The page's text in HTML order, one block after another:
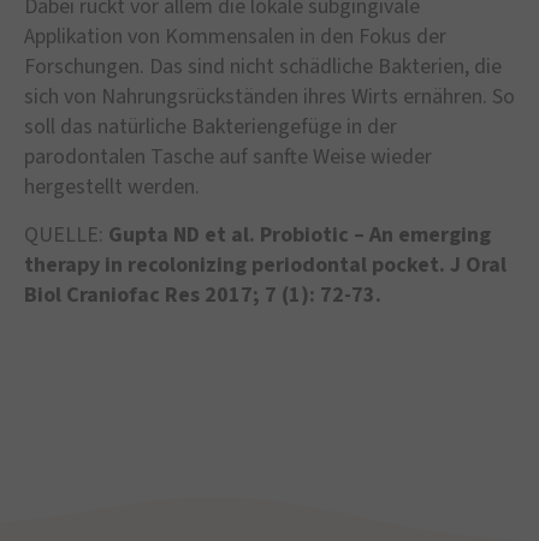
Dabei rückt vor allem die lokale subgingivale
Applikation von Kommensalen in den Fokus der
Forschungen. Das sind nicht schädliche Bakterien, die
sich von Nahrungsrückständen ihres Wirts ernähren. So
soll das natürliche Bakteriengefüge in der
parodontalen Tasche auf sanfte Weise wieder
hergestellt werden.
QUELLE: Gupta ND et al. Probiotic – An emerging
therapy in recolonizing periodontal pocket. J Oral
Biol Craniofac Res 2017; 7 (1): 72-73.